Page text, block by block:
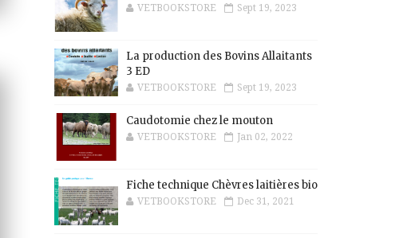
VETBOOKSTORE Sept 19, 2023
La production des Bovins Allaitants
3 ED
VETBOOKSTORE Sept 19, 2023
Caudotomie chez le mouton
VETBOOKSTORE Jan 02, 2022
Fiche technique Chèvres laitières bio
VETBOOKSTORE Dec 31, 2021